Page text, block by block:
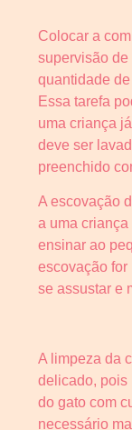
Colocar a
supervisão de
quantidade
Essa tarefa
uma criança
deve ser
preenchido
A escovação
a uma
ensinar ao
escovação for
se assustar e
A limpeza da
delicado, pois
do gato com
necessário